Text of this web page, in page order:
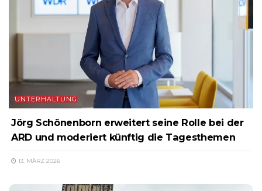
UNTERHALTUNG
Jörg Schönenborn erweitert seine Rolle bei der
ARD und moderiert künftig die Tagesthemen
13. MÄRZ 2026